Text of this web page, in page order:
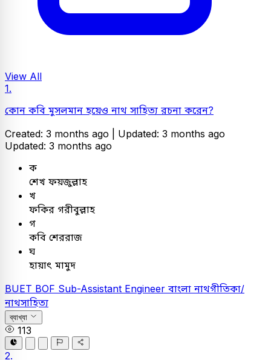
View All
1.
কোন কবি মুসলমান হয়েও নাথ সাহিত্য রচনা করেন?
Created: 3 months ago | Updated: 3 months ago
Updated: 3 months ago
ক
শেখ ফয়জুল্লাহ
খ
ফকির গরীবুল্লাহ
গ
কবি শেররাজ
ঘ
হায়াৎ মামুদ
BUET BOF Sub-Assistant Engineer বাংলা নাথগীতিকা/
নাথসাহিত্য
ব্যাখ্যা
113
2.